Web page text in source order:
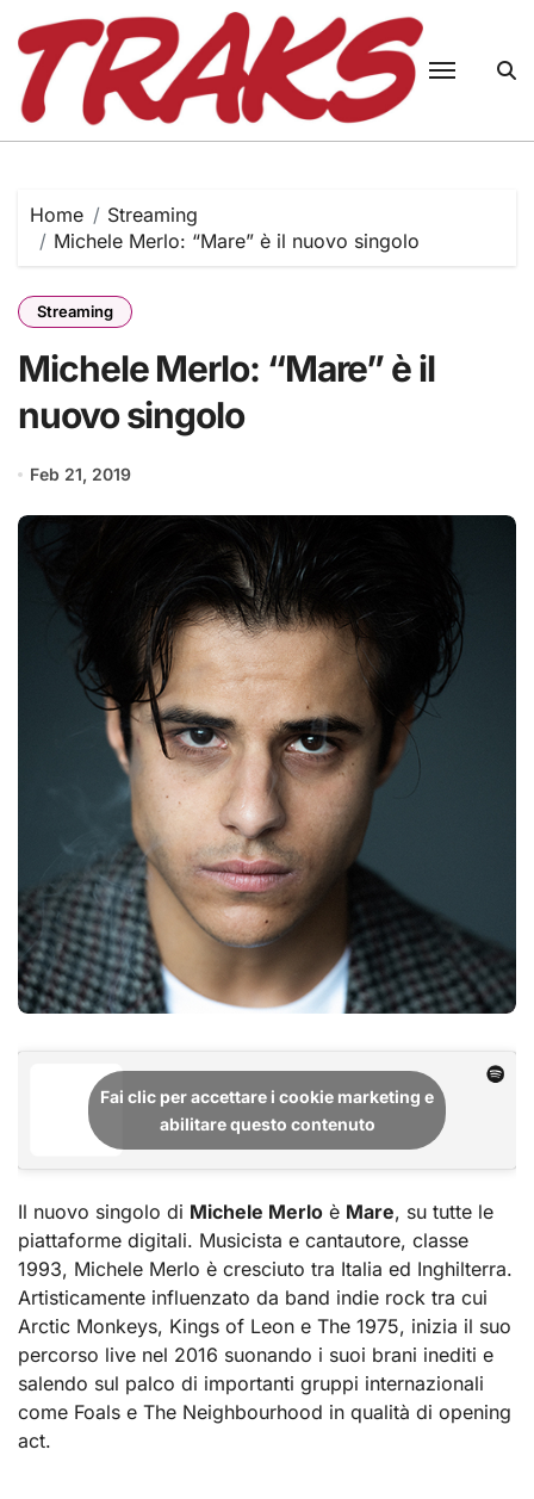
content
Home
Streaming
Michele Merlo: “Mare” è il nuovo singolo
Streaming
Michele Merlo: “Mare” è il
nuovo singolo
Feb 21, 2019
Fai clic per accettare i cookie marketing e
abilitare questo contenuto
Il nuovo singolo di Michele Merlo è Mare, su tutte le
piattaforme digitali. Musicista e cantautore, classe
1993, Michele Merlo è cresciuto tra Italia ed Inghilterra.
Artisticamente influenzato da band indie rock tra cui
Arctic Monkeys, Kings of Leon e The 1975, inizia il suo
percorso live nel 2016 suonando i suoi brani inediti e
salendo sul palco di importanti gruppi internazionali
come Foals e The Neighbourhood in qualità di opening
act.